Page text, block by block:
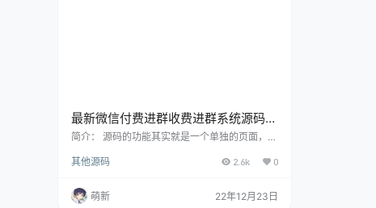
最新微信付费进群收费进群系统源码
底部会显示价格（可自定义）入群
简介： 源码的功能其实就是一个单独的页面，在
9.9（可自定义）入群。当然也可以加价，也可
项资源，搭建自己集思广益啦，搭建起来知识工
具，里面的内容才是内核，运营起来才是王道，
其他源码 2.6k 0
萌新 22年12月23日